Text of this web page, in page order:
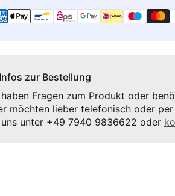
zur Bestellung
haben Fragen zum Produkt oder
möchten lieber telefonisch oder
uns unter +49 7940 9836622 oder